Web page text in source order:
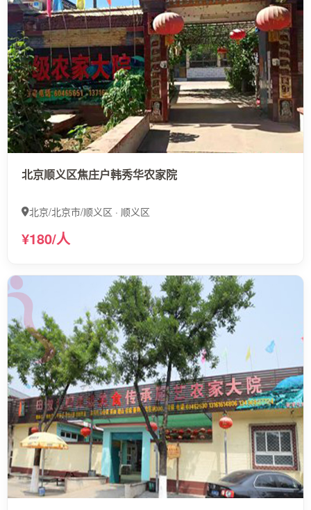
北京顺义区焦庄户韩秀华农家院
北京/北京市/顺义区 · 顺义区
¥180/人